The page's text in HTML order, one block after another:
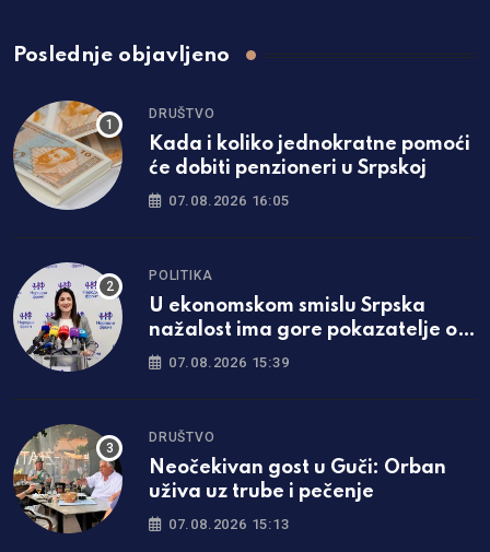
Poslednje objavljeno
DRUŠTVO
Kada i koliko jednokratne pomoći
će dobiti penzioneri u Srpskoj
07.08.2026 16:05
POLITIKA
U ekonomskom smislu Srpska
nažalost ima gore pokazatelje od
Federacije
07.08.2026 15:39
DRUŠTVO
Neočekivan gost u Guči: Orban
uživa uz trube i pečenje
07.08.2026 15:13